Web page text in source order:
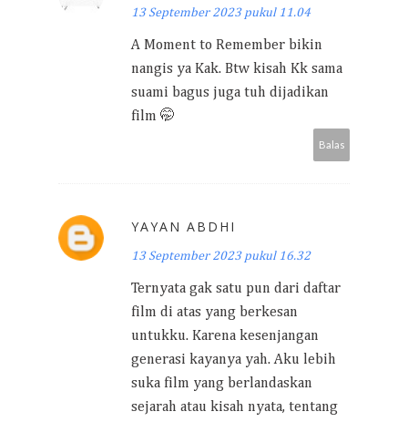
13 September 2023 pukul 11.04
A Moment to Remember bikin
nangis ya Kak. Btw kisah Kk sama
suami bagus juga tuh dijadikan
film 🤭
Balas
YAYAN ABDHI
13 September 2023 pukul 16.32
Ternyata gak satu pun dari daftar
film di atas yang berkesan
untukku. Karena kesenjangan
generasi kayanya yah. Aku lebih
suka film yang berlandaskan
sejarah atau kisah nyata, tentang